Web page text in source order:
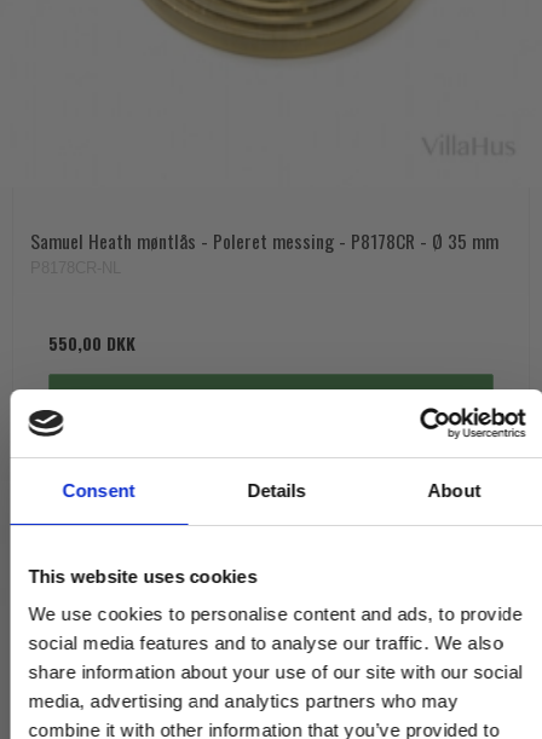
Consent Details About
This website uses cookies
We use cookies to personalise content and ads, to provide
social media features and to analyse our traffic. We also
share information about your use of our site with our social
media, advertising and analytics partners who may
combine it with other information that you’ve provided to
Samuel Heath møntlås - Poleret messing - P8178CR - Ø 35 mm
550,00 DKK
VIS PRODUKT